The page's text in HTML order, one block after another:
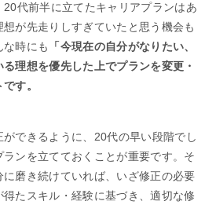
代前半に立てたキャリアプランはあ
が先走りしすぎていたと思う機会も
時にも
「今現在の自分がなりたい、
理想を優先した上でプランを変更・
す。
できるように、20代の早い段階でし
ンを立てておくことが重要です。そ
磨き続けていれば、いざ修正の必要
たスキル・経験に基づき、適切な修